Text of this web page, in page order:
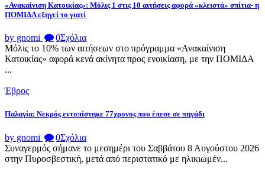
«Ανακαίνιση Κατοικίας»: Μόλις 1 στις 10 αιτήσεις αφορά «κλειστά» σπίτια- η
ΠΟΜΙΔΑ εξηγεί το γιατί
by gnomi 0Σχόλια
Μόλις το 10% των αιτήσεων στο πρόγραμμα «Ανακαίνιση
Κατοικίας» αφορά κενά ακίνητα προς ενοικίαση, με την ΠΟΜΙΔΑ
...
Έβρος
Παλαγία: Νεκρός εντοπίστηκε 77χρονος που έπεσε σε πηγάδι
by gnomi 0Σχόλια
Συναγερμός σήμανε το μεσημέρι του Σαββάτου 8 Αυγούστου 2026
στην Πυροσβεστική, μετά από περιστατικό με ηλικιωμέν...